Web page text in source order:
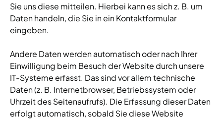
Sie uns diese mitteilen. Hierbei kann es sich z. B. um
Daten handeln, die Sie in ein Kontaktformular
eingeben.
Andere Daten werden automatisch oder nach Ihrer
Einwilligung beim Besuch der Website durch unsere
IT-Systeme erfasst. Das sind vor allem technische
Daten (z. B. Internetbrowser, Betriebssystem oder
Uhrzeit des Seitenaufrufs). Die Erfassung dieser Daten
erfolgt automatisch, sobald Sie diese Website